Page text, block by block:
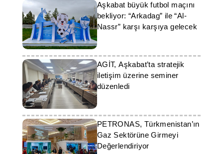
Aşkabat büyük futbol maçını
bekliyor: “Arkadag” ile “Al-
Nassr” karşı karşıya gelecek
AGİT, Aşkabat’ta stratejik
iletişim üzerine seminer
düzenledi
PETRONAS, Türkmenistan’ın
Gaz Sektörüne Girmeyi
Değerlendiriyor